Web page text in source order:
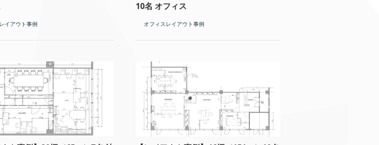
イアウト事例
10名 オフィス
オフィスレイアウト事例